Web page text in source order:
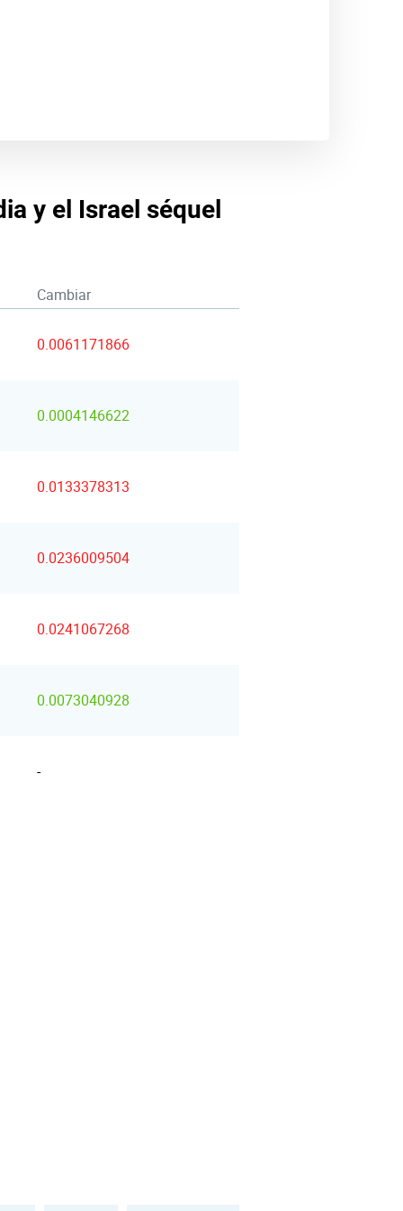
y el Israel séquel
Cambiar
0.0061171866
0.0004146622
0.0133378313
0.0236009504
0.0241067268
0.0073040928
-